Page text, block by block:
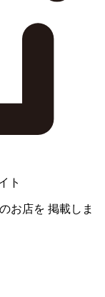
ト
お店を 掲載しま